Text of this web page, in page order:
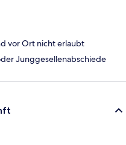
vor Ort nicht erlaubt
Junggesellenabschiede